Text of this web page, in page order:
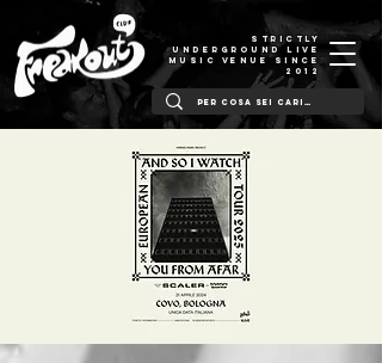
STRICTLY
UNDERGROUND LIVE
MUSIC VENUE SINCE
2012